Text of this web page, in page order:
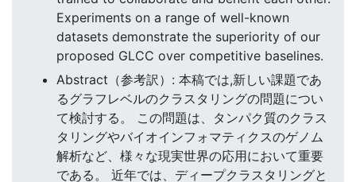
Experiments on a range of well-known
datasets demonstrate the superiority of our
proposed GLCC over competitive baselines.
Abstract（参考訳）: 本稿では,新しい課題であ
るグラフレベルのクラスタリングの問題につい
て検討する。 この問題は、タンパク質のクラス
タリングやバイオインフォマティクスのゲノム
解析など、様々な現実世界の応用において重要
である。 近年では、ディープクラスタリングと